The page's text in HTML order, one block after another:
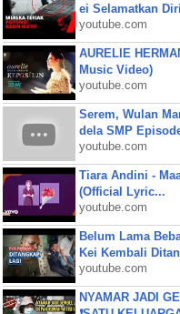
ei Selamatkan
youtube.com
AURELIE
Music Video)
youtube.com
Serem, Wulan
dela SMP
youtube.com
Tiara Andini -
(Official Lyric...
youtube.com
Belum Lama
Kei Kembali
youtube.com
NYAMAR JADI